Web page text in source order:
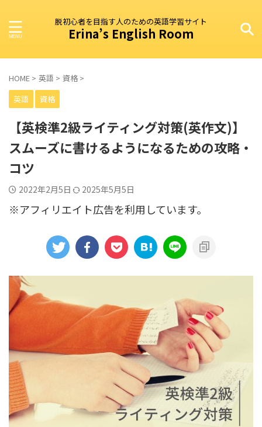
脱初心者を目指す人のための英語学習サイト
Erina’s English Room
HOME > 英語 > 資格 >
英語
資格
【英検準2級ライティング対策(英作文)】
スムーズに書けるようになるための攻略・
コツ
2022年2月5日 2025年5月5日
※アフィリエイト広告を利用しています。